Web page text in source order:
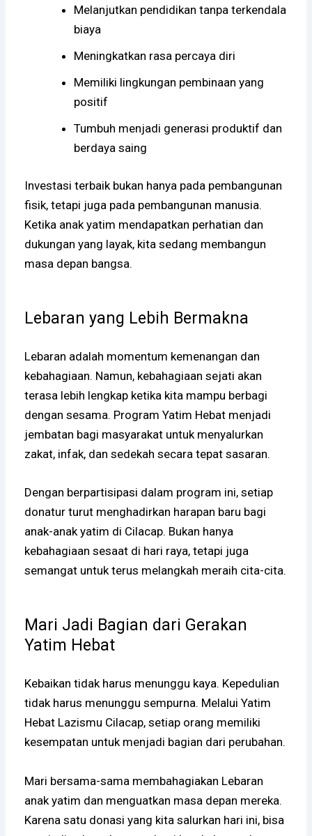
Melanjutkan pendidikan tanpa terkendala
biaya
Meningkatkan rasa percaya diri
Memiliki lingkungan pembinaan yang
positif
Tumbuh menjadi generasi produktif dan
berdaya saing
Investasi terbaik bukan hanya pada pembangunan
fisik, tetapi juga pada pembangunan manusia.
Ketika anak yatim mendapatkan perhatian dan
dukungan yang layak, kita sedang membangun
masa depan bangsa.
Lebaran yang Lebih Bermakna
Lebaran adalah momentum kemenangan dan
kebahagiaan. Namun, kebahagiaan sejati akan
terasa lebih lengkap ketika kita mampu berbagi
dengan sesama. Program Yatim Hebat menjadi
jembatan bagi masyarakat untuk menyalurkan
zakat, infak, dan sedekah secara tepat sasaran.
Dengan berpartisipasi dalam program ini, setiap
donatur turut menghadirkan harapan baru bagi
anak-anak yatim di Cilacap. Bukan hanya
kebahagiaan sesaat di hari raya, tetapi juga
semangat untuk terus melangkah meraih cita-cita.
Mari Jadi Bagian dari Gerakan
Yatim Hebat
Kebaikan tidak harus menunggu kaya. Kepedulian
tidak harus menunggu sempurna. Melalui Yatim
Hebat Lazismu Cilacap, setiap orang memiliki
kesempatan untuk menjadi bagian dari perubahan.
Mari bersama-sama membahagiakan Lebaran
anak yatim dan menguatkan masa depan mereka.
Karena satu donasi yang kita salurkan hari ini, bisa